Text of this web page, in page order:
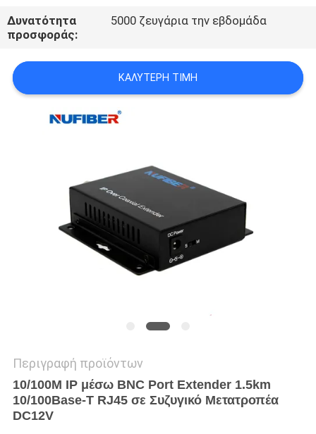
ΕΙΔΉΣΕΙΣ
ΖΗΤΉΣΤΕ
ΈΝΑ
ΑΠΌΣΠΑΣΜΑ
ΠΟΛΙΤΙΚΉ
ΑΠΟΡΡΉΤΟΥ
Δυνατότητα
προσφοράς:
5000 ζευγάρια την εβδομάδα
ΚΑΛΎΤΕΡΗ ΤΙΜΉ
Περιγραφή προϊόντων
10/100M IP μέσω BNC Port Extender 1.5km
10/100Base-T RJ45 σε Συζυγικό Μετατροπέα
DC12V